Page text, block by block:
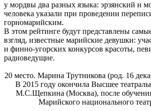
у мордвы два разных языка: эрзянский и
человека указали при проведении
горномарийским.
В этом рейтинге будут представлены
взгляд, известные марийские девушки:
и финно-угорских конкурсов красоты,
радиоведущие.
20 место. Марина Трутникова (род. 16
В 2015 году окончила Высшее
М.С.Щепкина (Москва), после обучения
Марийского национального